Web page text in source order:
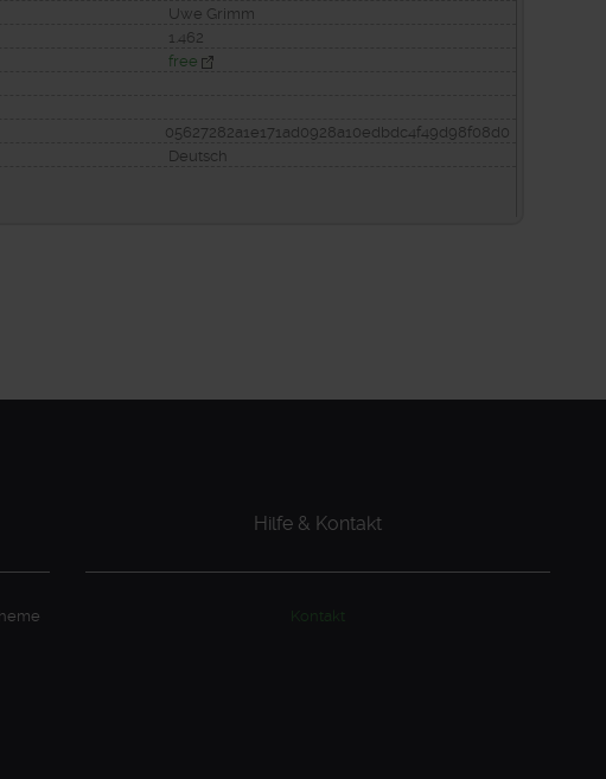
Uwe Grimm
1.462
free
05627282a1e171ad0928a10edbdc4f49d98f08d0
Deutsch
Hilfe & Kontakt
Kontakt